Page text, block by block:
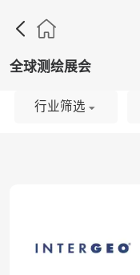

全球测绘展会
行业筛选